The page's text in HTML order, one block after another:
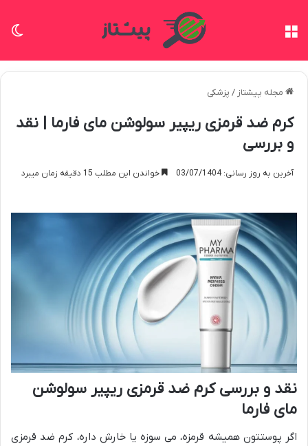
مجله پیشتاز / پزشکی
کرم ضد قرمزی ریپیر سولوشن مای فارما | نقد
و بررسی
آخرین به روز رسانی: 03/07/1404 خواندن این مطلب 15 دقیقه زمان میبرد
نقد و بررسی کرم ضد قرمزی ریپیر سولوشن
مای فارما
اگر پوستتون همیشه قرمزه، می سوزه یا خارش داره، کرم ضد قرمزی